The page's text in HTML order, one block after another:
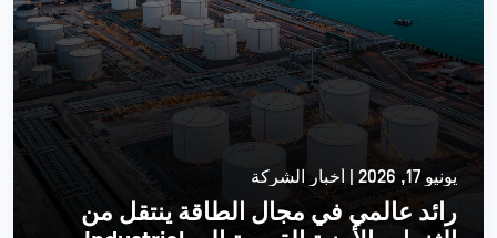
يونيو 17, 2026 | أخبار الشركة
رائد عالمي في مجال الطاقة ينتقل من